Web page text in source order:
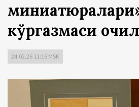
кўргазмаси
24.02.26 11:16 MSK